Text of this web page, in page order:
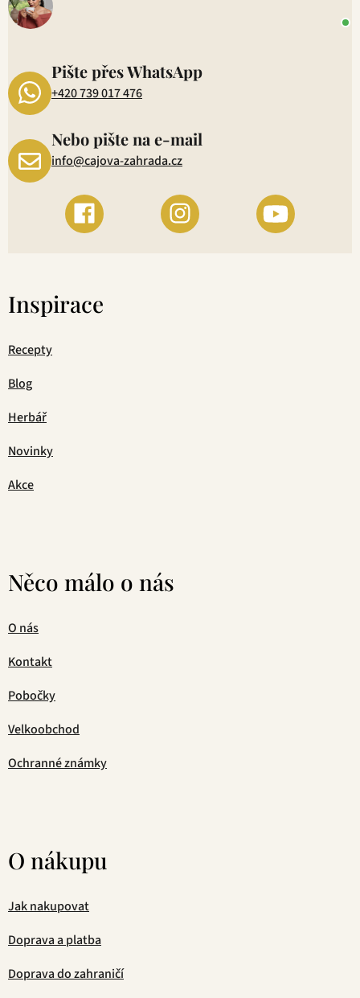
Pište přes WhatsApp
+420 739 017 476
Nebo pište na e-mail
info@cajova-zahrada.cz
Inspirace
Recepty
Blog
Herbář
Novinky
Akce
Něco málo o nás
O nás
Kontakt
Pobočky
Velkoobchod
Ochranné známky
O nákupu
Jak nakupovat
Doprava a platba
Doprava do zahraničí